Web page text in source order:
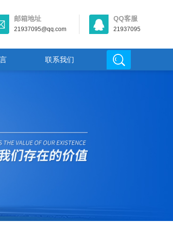
邮箱地址
21937095@qq.com
QQ客服
21937095
联系我们